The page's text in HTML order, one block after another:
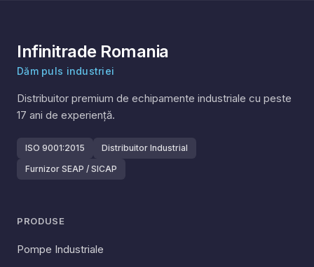
Infinitrade Romania
Dăm puls industriei
Distribuitor premium de echipamente industriale cu peste
17 ani de experiență.
ISO 9001:2015
Distribuitor Industrial
Furnizor SEAP / SICAP
PRODUSE
Pompe Industriale